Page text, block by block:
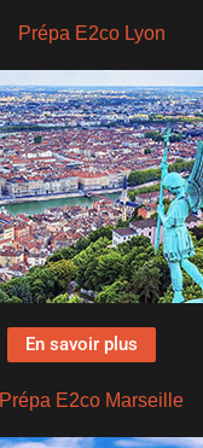
Prépa E2co Lyon
En savoir plus
Prépa E2co Marseille